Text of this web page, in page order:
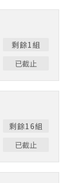
剩餘1組
已截止
剩餘16組
已截止